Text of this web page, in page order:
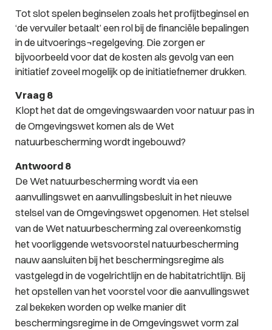
Tot slot spelen beginselen zoals het profijtbeginsel en
‘de vervuiler betaalt’ een rol bij de financiële bepalingen
in de uitvoerings¬regelgeving. Die zorgen er
bijvoorbeeld voor dat de kosten als gevolg van een
initiatief zoveel mogelijk op de initiatiefnemer drukken.
Vraag 8
Klopt het dat de omgevingswaarden voor natuur pas in
de Omgevingswet komen als de Wet
natuurbescherming wordt ingebouwd?
Antwoord 8
De Wet natuurbescherming wordt via een
aanvullingswet en aanvullingsbesluit in het nieuwe
stelsel van de Omgevingswet opgenomen. Het stelsel
van de Wet natuurbescherming zal overeenkomstig
het voorliggende wetsvoorstel natuurbescherming
nauw aansluiten bij het beschermingsregime als
vastgelegd in de vogelrichtlijn en de habitatrichtlijn. Bij
het opstellen van het voorstel voor die aanvullingswet
zal bekeken worden op welke manier dit
beschermingsregime in de Omgevingswet vorm zal